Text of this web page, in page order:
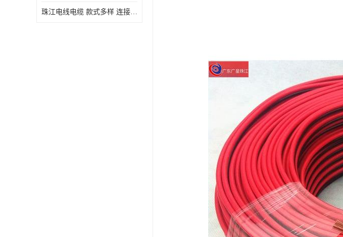
珠江电线电缆 款式多样 连接可靠安全